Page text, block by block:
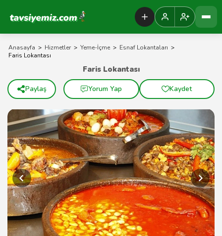
Tavsiyemiz Anasayfa
Anasayfa > Hizmetler > Yeme-İçme > Esnaf Lokantaları >
Faris Lokantası
Faris Lokantası
Paylaş Yorum Yap Kaydet